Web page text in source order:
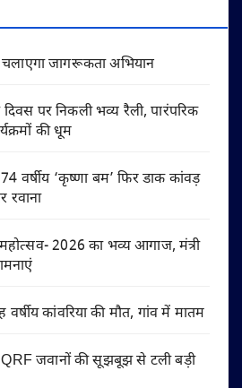
जागरूकता अभियान
दिवस पर निकली भव्य रैली, पारंपरिक
की धूम
वर्षीय ‘कृष्णा बम’ फिर डाक कांवड़
2026 का भव्य आगाज, मंत्री
वर्षीय कांवरिया की मौत, गांव में मातम
QRF जवानों की सूझबूझ से टली बड़ी